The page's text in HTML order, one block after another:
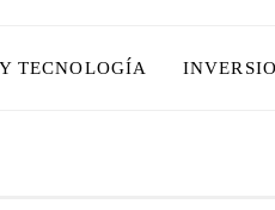
TECNOLOGÍA